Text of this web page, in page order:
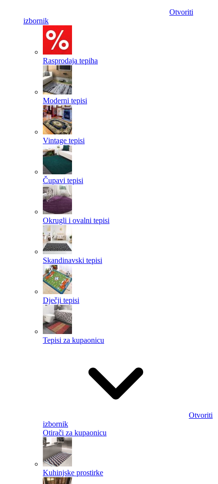
Otvoriti
izbornik
Rasprodaja tepiha
Moderni tepisi
Vintage tepisi
Čupavi tepisi
Okrugli i ovalni tepisi
Skandinavski tepisi
Dječji tepisi
Tepisi za kupaonicu
Otvoriti
izbornik
Otirači za kupaonicu
Kuhinjske prostirke